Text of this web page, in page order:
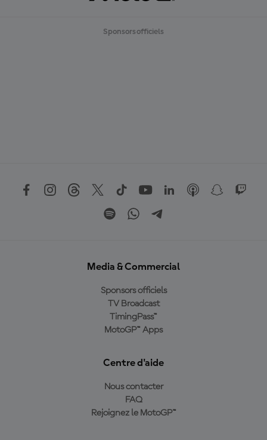
Sponsors officiels
Media & Commercial
Sponsors officiels
TV Broadcast
TimingPass™
MotoGP™ Apps
Centre d'aide
Nous contacter
FAQ
Rejoignez le MotoGP™